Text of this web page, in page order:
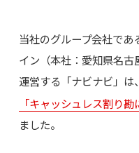
当社のグループ会社で
イン（本社：愛知県名
運営する「ナビナビ」
「キャッシュレス割り勘
ました。